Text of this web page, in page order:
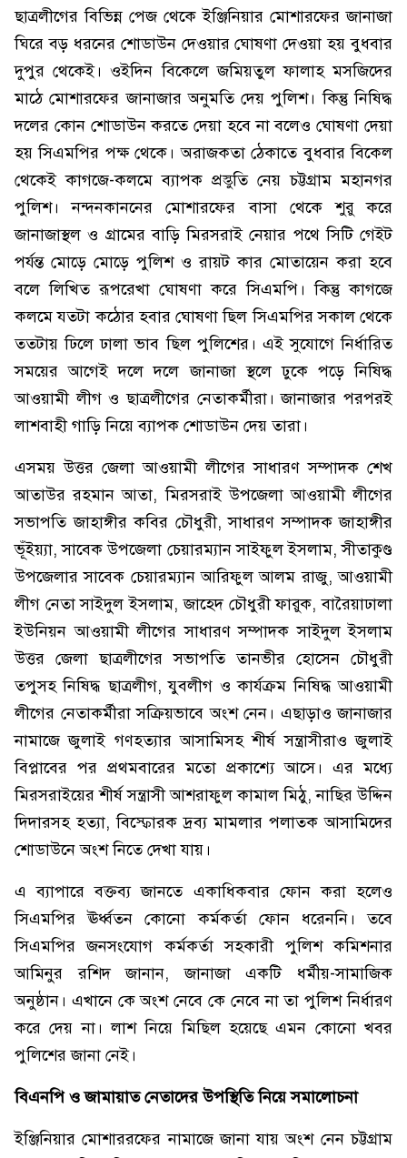
ছাত্রলীগের বিভিন্ন পেজ থেকে ইঞ্জিনিয়ার মোশারফের জানাজা
ঘিরে বড় ধরনের শোডাউন দেওয়ার ঘোষণা দেওয়া হয় বুধবার
দুপুর থেকেই। ওইদিন বিকেলে জমিয়তুল ফালাহ মসজিদের
মাঠে মোশারফের জানাজার অনুমতি দেয় পুলিশ। কিন্তু নিষিদ্ধ
দলের কোন শোডাউন করতে দেয়া হবে না বলেও ঘোষণা দেয়া
হয় সিএমপির পক্ষ থেকে। অরাজকতা ঠেকাতে বুধবার বিকেল
থেকেই কাগজে-কলমে ব্যাপক প্রস্তুতি নেয় চট্টগ্রাম মহানগর
পুলিশ। নন্দনকাননের মোশারফের বাসা থেকে শুরু করে
জানাজাস্থল ও গ্রামের বাড়ি মিরসরাই নেয়ার পথে সিটি গেইট
পর্যন্ত মোড়ে মোড়ে পুলিশ ও রায়ট কার মোতায়েন করা হবে
বলে লিখিত রূপরেখা ঘোষণা করে সিএমপি। কিন্তু কাগজে
কলমে যতটা কঠোর হবার ঘোষণা ছিল সিএমপির সকাল থেকে
ততটায় ঢিলে ঢালা ভাব ছিল পুলিশের। এই সুযোগে নির্ধারিত
সময়ের আগেই দলে দলে জানাজা স্থলে ঢুকে পড়ে নিষিদ্ধ
আওয়ামী লীগ ও ছাত্রলীগের নেতাকর্মীরা। জানাজার পরপরই
লাশবাহী গাড়ি নিয়ে ব্যাপক শোডাউন দেয় তারা।
এসময় উত্তর জেলা আওয়ামী লীগের সাধারণ সম্পাদক শেখ
আতাউর রহমান আতা, মিরসরাই উপজেলা আওয়ামী লীগের
সভাপতি জাহাঙ্গীর কবির চৌধুরী, সাধারণ সম্পাদক জাহাঙ্গীর
ভূঁইয়্যা, সাবেক উপজেলা চেয়ারম্যান সাইফুল ইসলাম, সীতাকুণ্ড
উপজেলার সাবেক চেয়ারম্যান আরিফুল আলম রাজু, আওয়ামী
লীগ নেতা সাইদুল ইসলাম, জাহেদ চৌধুরী ফারুক, বারৈয়াঢালা
ইউনিয়ন আওয়ামী লীগের সাধারণ সম্পাদক সাইদুল ইসলাম
উত্তর জেলা ছাত্রলীগের সভাপতি তানভীর হোসেন চৌধুরী
তপুসহ নিষিদ্ধ ছাত্রলীগ, যুবলীগ ও কার্যক্রম নিষিদ্ধ আওয়ামী
লীগের নেতাকর্মীরা সক্রিয়ভাবে অংশ নেন। এছাড়াও জানাজার
নামাজে জুলাই গণহত্যার আসামিসহ শীর্ষ সন্ত্রাসীরাও জুলাই
বিপ্লাবের পর প্রথমবারের মতো প্রকাশ্যে আসে। এর মধ্যে
মিরসরাইয়ের শীর্ষ সন্ত্রাসী আশরাফুল কামাল মিঠু, নাছির উদ্দিন
দিদারসহ হত্যা, বিস্ফোরক দ্রব্য মামলার পলাতক আসামিদের
শোডাউনে অংশ নিতে দেখা যায়।
এ ব্যাপারে বক্তব্য জানতে একাধিকবার ফোন করা হলেও
সিএমপির ঊর্ধ্বতন কোনো কর্মকর্তা ফোন ধরেননি। তবে
সিএমপির জনসংযোগ কর্মকর্তা সহকারী পুলিশ কমিশনার
আমিনুর রশিদ জানান, জানাজা একটি ধর্মীয়-সামাজিক
অনুষ্ঠান। এখানে কে অংশ নেবে কে নেবে না তা পুলিশ নির্ধারণ
করে দেয় না। লাশ নিয়ে মিছিল হয়েছে এমন কোনো খবর
পুলিশের জানা নেই।
বিএনপি ও জামায়াত নেতাদের উপস্থিতি নিয়ে সমালোচনা
ইঞ্জিনিয়ার মোশাররফের নামাজে জানা যায় অংশ নেন চট্টগ্রাম